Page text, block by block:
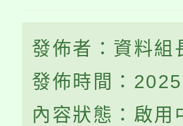
發佈者：資料組
發佈時間：
內容狀態：啟用